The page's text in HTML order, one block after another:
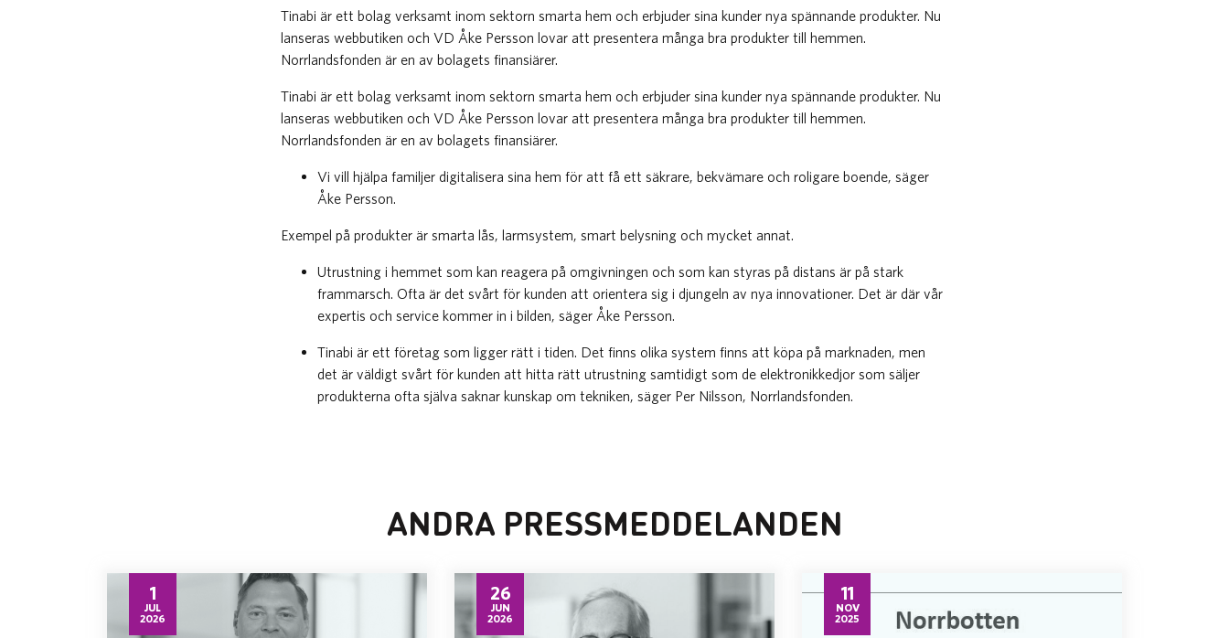
Tinabi är ett bolag verksamt inom sektorn smarta hem och erbjuder sina kunder nya spännande produkter. Nu
lanseras webbutiken och VD Åke Persson lovar att presentera många bra produkter till hemmen.
Norrlandsfonden är en av bolagets finansiärer.
Tinabi är ett bolag verksamt inom sektorn smarta hem och erbjuder sina kunder nya spännande produkter. Nu
lanseras webbutiken och VD Åke Persson lovar att presentera många bra produkter till hemmen.
Norrlandsfonden är en av bolagets finansiärer.
Vi vill hjälpa familjer digitalisera sina hem för att få ett säkrare, bekvämare och roligare boende, säger
Åke Persson.
Exempel på produkter är smarta lås, larmsystem, smart belysning och mycket annat.
Utrustning i hemmet som kan reagera på omgivningen och som kan styras på distans är på stark
frammarsch. Ofta är det svårt för kunden att orientera sig i djungeln av nya innovationer. Det är där vår
expertis och service kommer in i bilden, säger Åke Persson.
Tinabi är ett företag som ligger rätt i tiden. Det finns olika system finns att köpa på marknaden, men
det är väldigt svårt för kunden att hitta rätt utrustning samtidigt som de elektronikkedjor som säljer
produkterna ofta själva saknar kunskap om tekniken, säger Per Nilsson, Norrlandsfonden.
ANDRA PRESSMEDDELANDEN
1
JUL
2026
26
JUN
2026
11
NOV
2025